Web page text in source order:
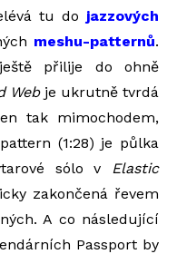
tu do jazzových
meshu-patternů.
přilije do ohně
Webje ukrutně tvrdá
tak mimochodem,
(1:28) je půlka
sólo v Elastic
zakončená řevem
A co následující
Passport by